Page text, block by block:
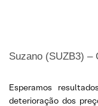
Suzano (SUZB3) –
Esperamos
deterioração dos